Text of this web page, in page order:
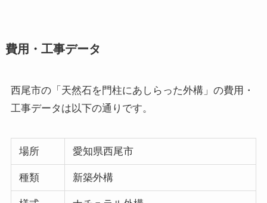
費用・工事データ
西尾市の「天然石を門柱にあしらった外構」の費用・
工事データは以下の通りです。
場所 愛知県西尾市
種類 新築外構